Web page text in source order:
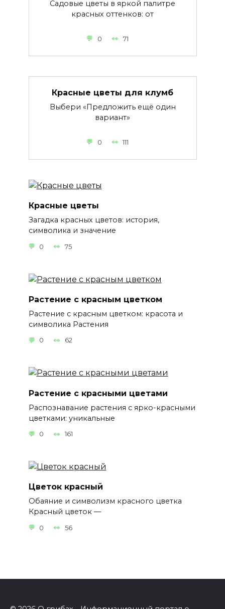
Садовые цветы в яркой палитре
красных оттенков: от
0 71
Красные цветы для клумб
Выбери «Предложить ещё один
вариант»
0 111
Красные цветы
Загадка красных цветов: история,
символика и значение
0 75
Растение с красным цветком
Растение с красным цветком: красота и
символика Растения
0 62
Растение с красными цветами
Распознавание растения с ярко-красными
цветками: уникальные
0 161
Цветок красный
Обаяние и символизм красного цветка
Красный цветок —
0 56